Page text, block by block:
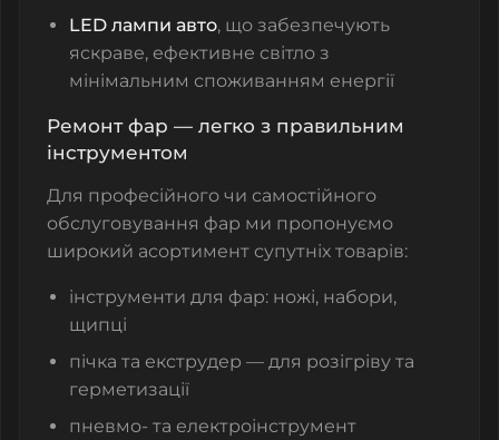
LED лампи авто, що забезпечують
яскраве, ефективне світло з
мінімальним споживанням енергії
Ремонт фар — легко з правильним
інструментом
Для професійного чи самостійного
обслуговування фар ми пропонуємо
широкий асортимент супутніх товарів:
інструменти для фар: ножі, набори,
щипці
пічка та екструдер — для розігріву та
герметизації
пневмо- та електроінструмент